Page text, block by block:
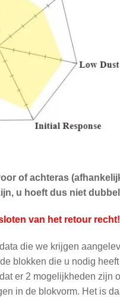
of achteras
u hoeft dus niet
van het retour recht!
die we krijgen
blokken die u nodig
er 2 mogelijkheden zijn
in de blokvorm. Het is